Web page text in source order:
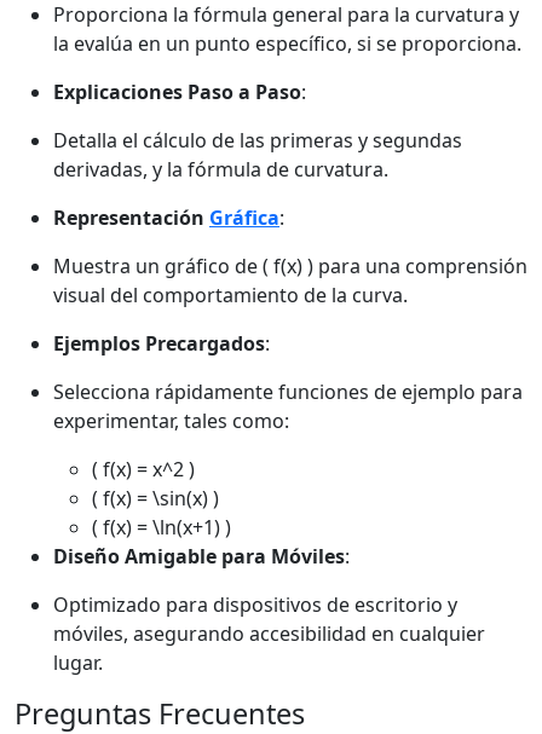
Proporciona la fórmula general para la curvatura y
la evalúa en un punto específico, si se proporciona.
Explicaciones Paso a Paso:
Detalla el cálculo de las primeras y segundas
derivadas, y la fórmula de curvatura.
Representación Gráfica:
Muestra un gráfico de ( f(x) ) para una comprensión
visual del comportamiento de la curva.
Ejemplos Precargados:
Selecciona rápidamente funciones de ejemplo para
experimentar, tales como:
( f(x) = x^2 )
( f(x) = \sin(x) )
( f(x) = \ln(x+1) )
Diseño Amigable para Móviles:
Optimizado para dispositivos de escritorio y
móviles, asegurando accesibilidad en cualquier
lugar.
Preguntas Frecuentes